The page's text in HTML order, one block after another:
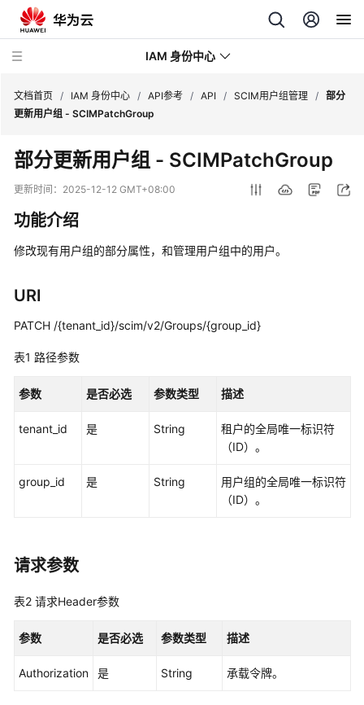
IAM 身份中心
最
新
动
品
绍
快
入
户
用
文档首页 / IAM 身份中心 / API参考 / API / SCIM用户组管理 / 部分
更新用户组 - SCIMPatchGroup
部分更新用户组 - SCIMPatchGroup
更新时间： 2025-12-12 GMT+08:00
功能介绍
修改现有用户组的部分属性，和管理用户组中的用户。
URI
PATCH /{tenant_id}/scim/v2/Groups/{group_id}
表1 路径参数
参数 是否必选 参数类型 描述
tenant_id 是 String
租户的全局唯一标识符
（ID）。
group_id 是 String
用户组的全局唯一标识符
（ID）。
请求参数
表2 请求Header参数
参数 是否必选 参数类型 描述
Authorization 是 String 承载令牌。